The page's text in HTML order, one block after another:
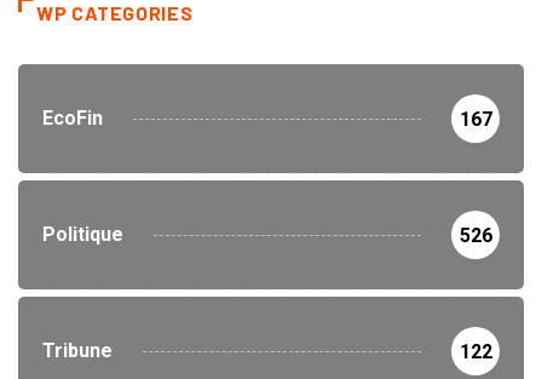
WP CATEGORIES
EcoFin 167
Politique 526
Tribune 122